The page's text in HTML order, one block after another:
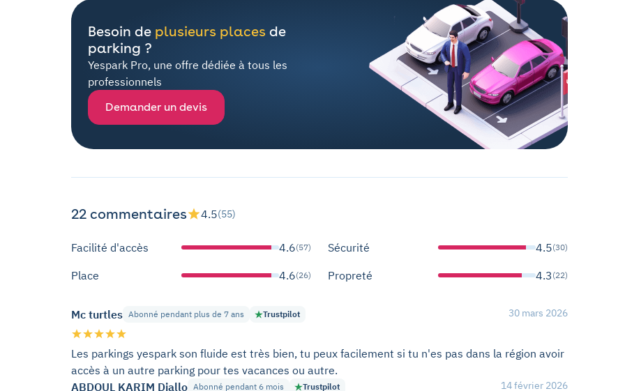
Besoin de plusieurs places de
parking ?
Yespark Pro, une offre dédiée à tous les
professionnels
Demander un devis
22 commentaires 4.5(55)
Facilité d'accès 4.6(57) Sécurité 4.5(30)
Place 4.6(26) Propreté 4.3 (22)
Mc turtles Abonné pendant plus de 7 ans Trustpilot 30 mars 2026
Les parkings yespark son fluide est très bien, tu peux facilement si tu n'es pas dans la région avoir
accès à un autre parking pour tes vacances ou autre.
ABDOUL KARIM Diallo Abonné pendant 6 mois Trustpilot 14 février 2026